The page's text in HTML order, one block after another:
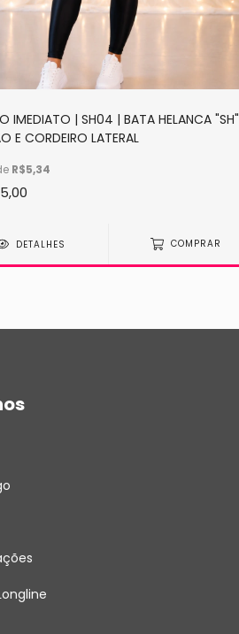
IMEDIATO | SH04 | BATA HELANCA "SH"
E CORDEIRO LATERAL
R$5,34
DETALHES COMPRAR